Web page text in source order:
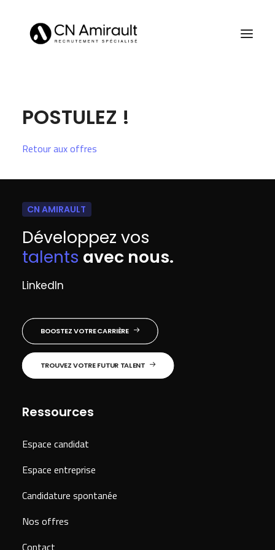
POSTULEZ !
Retour aux offres
CN AMIRAULT
Développez vos
talents avec nous.
LinkedIn
BOOSTEZ VOTRE CARRIÈRE
TROUVEZ VOTRE FUTUR TALENT
Ressources
Espace candidat
Espace entreprise
Candidature spontanée
Nos offres
Contact